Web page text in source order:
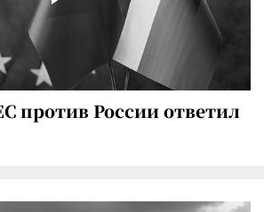
против России ответил